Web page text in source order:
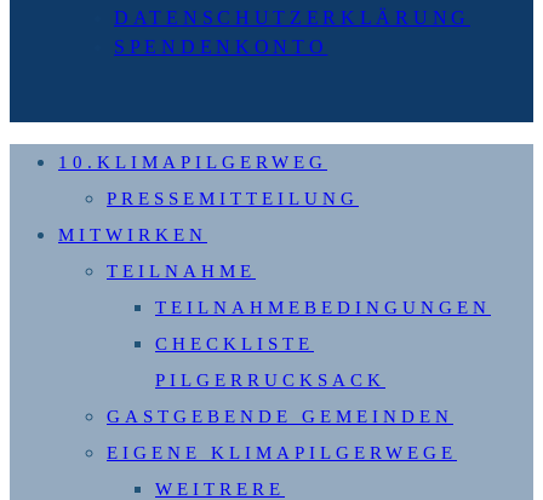
DATENSCHUTZERKLÄRUNG
SPENDENKONTO
10.KLIMAPILGERWEG
PRESSEMITTEILUNG
MITWIRKEN
TEILNAHME
TEILNAHMEBEDINGUNGEN
CHECKLISTE
PILGERRUCKSACK
GASTGEBENDE GEMEINDEN
EIGENE KLIMAPILGERWEGE
WEITRERE